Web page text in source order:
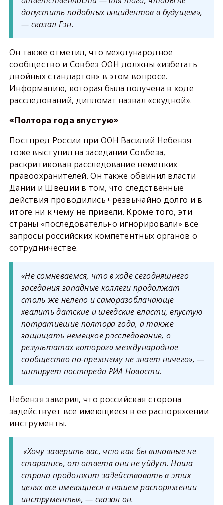
допустить подобных инцидентов в будущем»,
— сказал Гэн.
Он также отметил, что международное
сообщество и Совбез ООН должны «избегать
двойных стандартов» в этом вопросе.
Информацию, которая была получена в ходе
расследований, дипломат назвал «скудной».
«Полтора года впустую»
Постпред России при ООН Василий Небензя
тоже выступил на заседании Совбеза,
раскритиковав расследование немецких
правоохранителей. Он также обвинил власти
Дании и Швеции в том, что следственные
действия проводились чрезвычайно долго и в
итоге ни к чему не привели. Кроме того, эти
страны «последовательно игнорировали» все
запросы российских компетентных органов о
сотрудничестве.
«Не сомневаемся, что в ходе сегодняшнего
заседания западные коллеги продолжат
столь же нелепо и саморазоблачающе
хвалить датские и шведские власти, впустую
потратившие полтора года, а также
защищать немецкое расследование, о
результатах которого международное
сообщество по-прежнему не знает ничего», —
цитирует постпреда РИА Новости.
Небензя заверил, что российская сторона
задействует все имеющиеся в ее распоряжении
инструменты.
«Хочу заверить вас, что как бы виновные не
старались, от ответа они не уйдут. Наша
страна продолжит задействовать в этих
целях все имеющиеся в нашем распоряжении
инструменты», — сказал он.